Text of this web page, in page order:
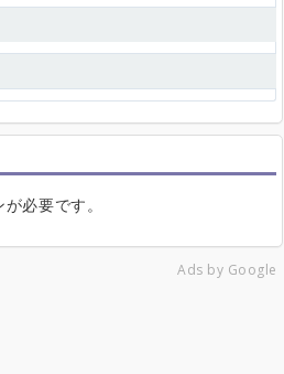
必要です。
Ads by Google